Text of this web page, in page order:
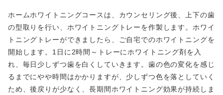
ホームホワイトニングコースは、カウンセリング後、上下の歯
の型取りを行い、ホワイトニングトレーを作製します。ホワイ
トニングトレーができましたら、ご自宅でのホワイトニングを
開始します。1日に2時間～トレーにホワイトニング剤を入
れ、毎日少しずつ歯を白くしていきます。歯の色の変化を感じ
るまでにやや時間はかかりますが、少しずつ色を落としていく
ため、後戻りが少なく、長期間ホワイトニング効果が持続しま